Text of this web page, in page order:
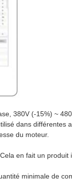
380V (-15%) ~
dans différentes
du moteur.
en fait un produit
minimale de